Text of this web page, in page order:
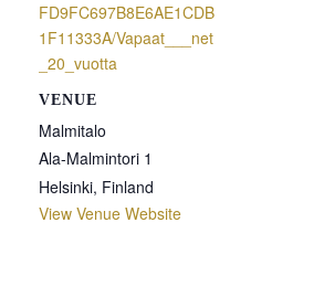
FD9FC697B8E6AE1CDB
1F11333A/Vapaat___net
_20_vuotta
VENUE
Malmitalo
Ala-Malmintori 1
Helsinki, Finland
View Venue Website